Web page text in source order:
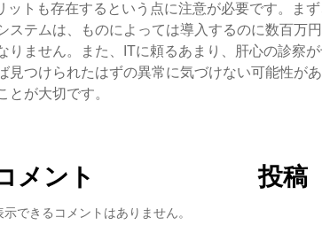
トも存在するという点に注意が必要です。ま
ステムは、ものによっては導入するのに数百万
ません。また、ITに頼るあまり、肝心の診察
見つけられたはずの異常に気づけない可能性が
が大切です。
メント
示できるコメントはありません。
投稿